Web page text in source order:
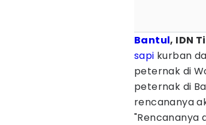
Bantul, IDN
sapi kurban
peternak di
peternak di
rencananya
"Rencananya